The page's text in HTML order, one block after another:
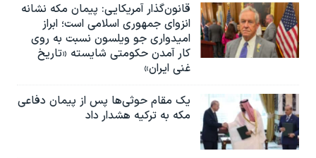
قانون‌گذار آمریکایی: پیمان مکه نشانه
انزوای جمهوری اسلامی است؛ ابراز
امیدواری جو ویلسون نسبت به روی
کار آمدن حکومتی شایسته «تاریخ
غنی ایران»
یک مقام حوثی‌ها پس از پیمان دفاعی
مکه به ترکیه هشدار داد